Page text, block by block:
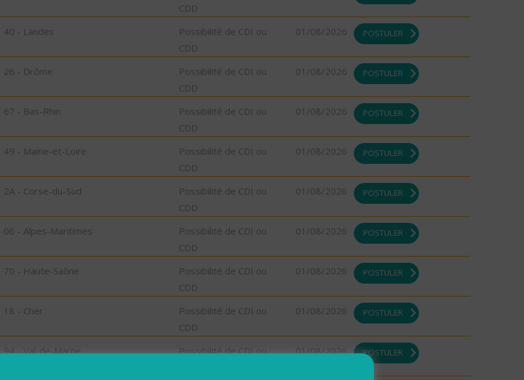
CDD
40 - Landes
Possibilité de CDI ou
CDD
01/08/2026 POSTULER
26 - Drôme
Possibilité de CDI ou
CDD
01/08/2026 POSTULER
67 - Bas-Rhin
Possibilité de CDI ou
CDD
01/08/2026 POSTULER
49 - Maine-et-Loire
Possibilité de CDI ou
CDD
01/08/2026 POSTULER
2A - Corse-du-Sud
Possibilité de CDI ou
CDD
01/08/2026 POSTULER
06 - Alpes-Maritimes
Possibilité de CDI ou
CDD
01/08/2026 POSTULER
70 - Haute-Saône
Possibilité de CDI ou
CDD
01/08/2026 POSTULER
18 - Cher
Possibilité de CDI ou
CDD
01/08/2026 POSTULER
94 - Val-de-Marne
Possibilité de CDI ou
01/08/2026 POSTULER